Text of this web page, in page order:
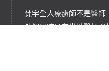
梵宇全人療癒師不是醫師
他們同時具有當地醫師資